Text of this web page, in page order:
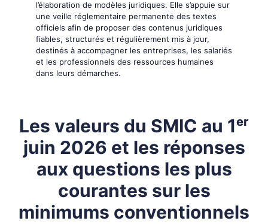
l’élaboration de modèles juridiques. Elle s’appuie sur
une veille réglementaire permanente des textes
officiels afin de proposer des contenus juridiques
fiables, structurés et régulièrement mis à jour,
destinés à accompagner les entreprises, les salariés
et les professionnels des ressources humaines
dans leurs démarches.
Les valeurs du SMIC au 1ᵉʳ
juin 2026 et les réponses
aux questions les plus
courantes sur les
minimums conventionnels